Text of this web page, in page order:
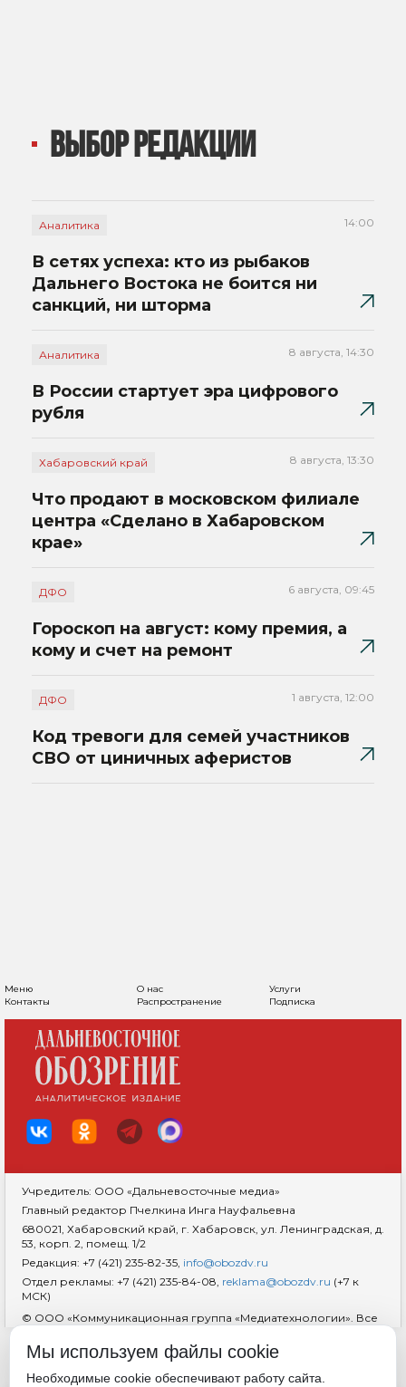
ВЫБОР РЕДАКЦИИ
Аналитика 14:00
В сетях успеха: кто из рыбаков
Дальнего Востока не боится ни
санкций, ни шторма
Аналитика 8 августа, 14:30
В России стартует эра цифрового
рубля
Хабаровский край 8 августа, 13:30
Что продают в московском филиале
центра «Сделано в Хабаровском
крае»
ДФО 6 августа, 09:45
Гороскоп на август: кому премия, а
кому и счет на ремонт
ДФО 1 августа, 12:00
Код тревоги для семей участников
СВО от циничных аферистов
Меню О нас
Услуги
Контакты
Распространение Подписка
Учредитель: ООО «Дальневосточные медиа»
Главный редактор Пчелкина Инга Науфальевна
680021, Хабаровский край, г. Хабаровск, ул. Ленинградская, д.
53, корп. 2, помещ. 1/2
Редакция: +7 (421) 235-82-35, info@obozdv.ru
Отдел рекламы: +7 (421) 235-84-08, reklama@obozdv.ru (+7 к
МСК)
© ООО «Коммуникационная группа «Медиатехнологии». Все
гиперссылка на сайтdvobozrenie.ru обязательна.
Мы используем файлы cookie
Необходимые cookie обеспечивают работу сайта.